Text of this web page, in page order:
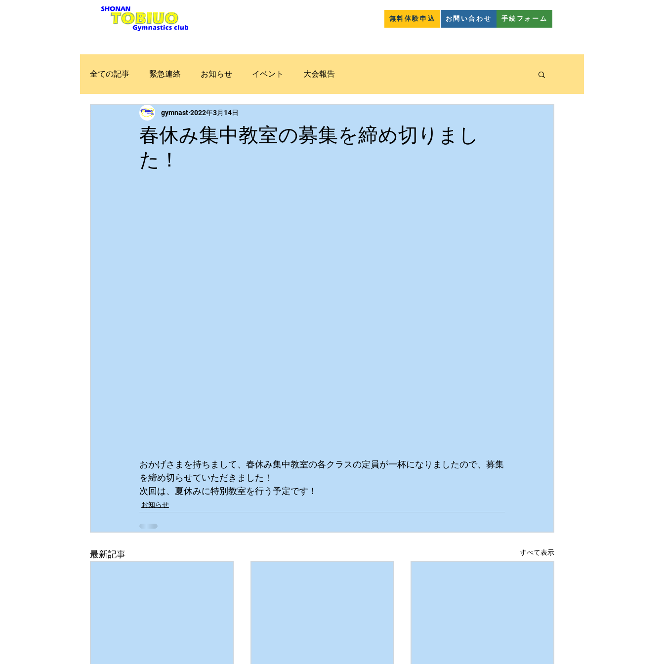
無料体験申込 お問い合わせ 手続フォーム
全ての記事 緊急連絡 お知らせ イベント 大会報告
春休み集中教室の募集を締め切りまし
た！
gymnast 2022年3月14日
おかげさまを持ちまして、春休み集中教室の各クラスの定員が一杯になりましたので、募集
を締め切らせていただきました！
次回は、夏休みに特別教室を行う予定です！
お知らせ
最新記事 すべて表示